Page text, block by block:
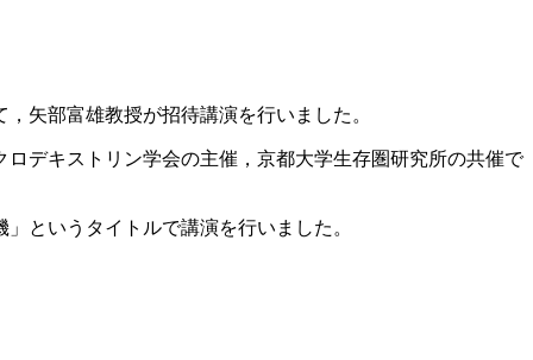
矢部富雄教授が招待講演を行いました。
デキストリン学会の主催，京都大学生存圏研究所の共催で
というタイトルで講演を行いました。